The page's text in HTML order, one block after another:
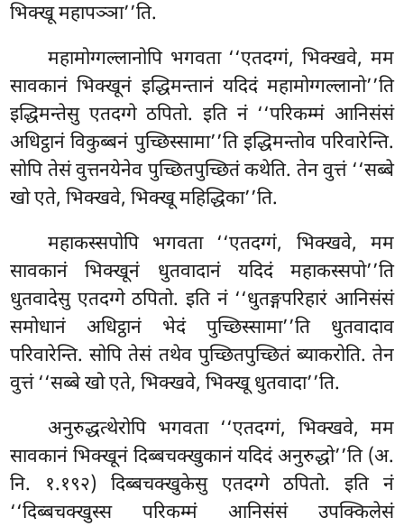
भिक्खू महापञ्ञा’’ति.
महामोग्गल्लानोपि भगवता ‘‘एतदग्गं, भिक्खवे, मम
सावकानं भिक्खूनं इद्धिमन्तानं यदिदं महामोग्गल्लानो’’ति
इद्धिमन्तेसु एतदग्गे ठपितो. इति नं ‘‘परिकम्मं आनिसंसं
अधिट्ठानं विकुब्बनं पुच्छिस्सामा’’ति इद्धिमन्तोव परिवारेन्ति.
सोपि तेसं वुत्तनयेनेव पुच्छितपुच्छितं कथेति. तेन वुत्तं ‘‘सब्बे
खो एते, भिक्खवे, भिक्खू महिद्धिका’’ति.
महाकस्सपोपि भगवता ‘‘एतदग्गं, भिक्खवे, मम
सावकानं भिक्खूनं धुतवादानं यदिदं महाकस्सपो’’ति
धुतवादेसु एतदग्गे ठपितो. इति नं ‘‘धुतङ्गपरिहारं आनिसंसं
समोधानं अधिट्ठानं भेदं पुच्छिस्सामा’’ति धुतवादाव
परिवारेन्ति. सोपि तेसं तथेव पुच्छितपुच्छितं ब्याकरोति. तेन
वुत्तं ‘‘सब्बे खो एते, भिक्खवे, भिक्खू धुतवादा’’ति.
अनुरुद्धत्थेरोपि भगवता ‘‘एतदग्गं, भिक्खवे, मम
सावकानं भिक्खूनं दिब्बचक्खुकानं यदिदं अनुरुद्धो’’ति (अ.
नि. १.१९२) दिब्बचक्खुकेसु एतदग्गे ठपितो. इति नं
‘‘दिब्बचक्खुस्स परिकम्मं आनिसंसं उपक्किलेसं